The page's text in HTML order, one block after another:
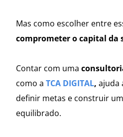
Mas como escolher entre
comprometer o capital da
Contar com uma
como a TCA DIGITAL, ajuda
definir metas e construir
equilibrado.